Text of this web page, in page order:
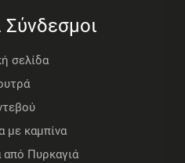
Σύνδεσμοι
σελίδα
με καμπίνα
από Πυρκαγιά